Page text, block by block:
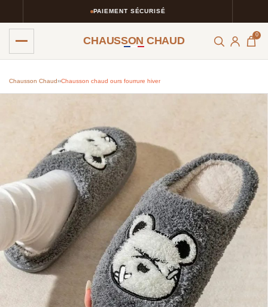
PAIEMENT SÉCURISÉ
CHAUSSON CHAUD 0
Chausson Chaud››Chausson chaud ours fourrure hiver